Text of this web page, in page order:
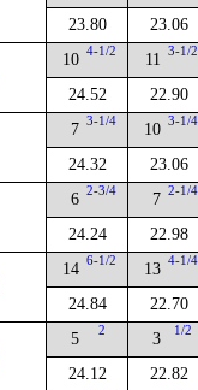
23.80 23.06
10 4-1/2
24.52
11 3-1/2
22.90
7 3-1/4
24.32
10 3-1/4
23.06
6 2-3/4
24.24
7 2-1/4
22.98
14 6-1/2
24.84
13 4-1/4
22.70
5 2
24.12
3 1/2
22.82